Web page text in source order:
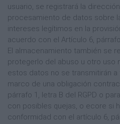
usuario, se registrará la
procesamiento de datos sobre
intereses legítimos en la
acuerdo con el Artículo 6,
El almacenamiento también se
protegerlo del abuso u otro uso
estos datos no se transmitirán
marco de una obligación
párrafo 1, letra B del RGPD o
con posibles quejas, o ecore si
conformidad con el artículo 6,